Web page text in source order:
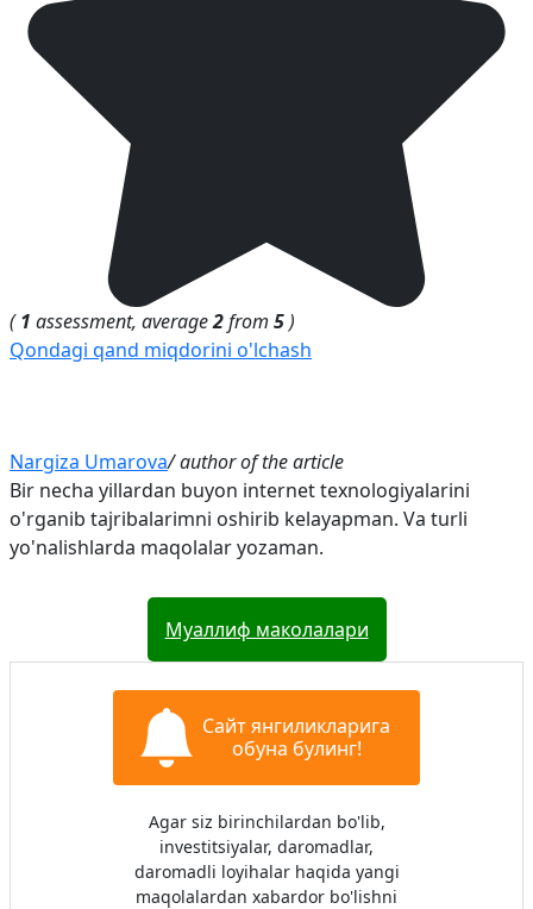
(1 assessment, average2from 5)
Qondagi qand miqdorini o'lchash
Nargiza Umarova/ author of the article
Bir necha yillardan buyon internet texnologiyalarini
o'rganib tajribalarimni oshirib kelayapman. Va turli
yo'nalishlarda maqolalar yozaman.
Муаллиф маколалари
Сайт янгиликларига
обуна булинг!
Agar siz birinchilardan bo'lib,
investitsiyalar, daromadlar,
daromadli loyihalar haqida yangi
maqolalardan xabardor bo'lishni